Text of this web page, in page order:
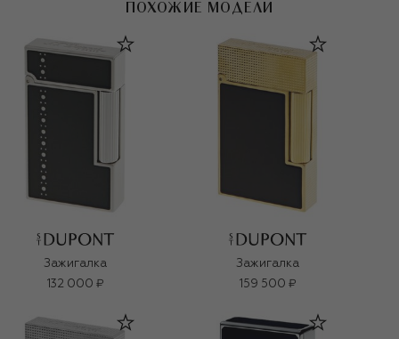
ПОХОЖИЕ МОДЕЛИ
Зажигалка
132 000 ₽
Зажигалка
159 500 ₽